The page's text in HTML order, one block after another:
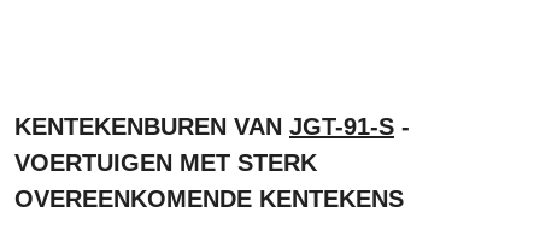
KENTEKENBUREN VAN JGT-91-S -
VOERTUIGEN MET STERK
OVEREENKOMENDE KENTEKENS